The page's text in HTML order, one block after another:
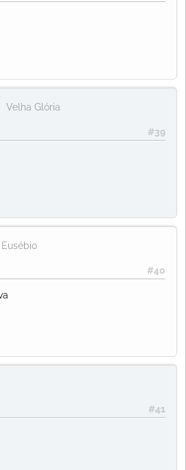
Velha Glória
#39
Eusébio
#40
#41